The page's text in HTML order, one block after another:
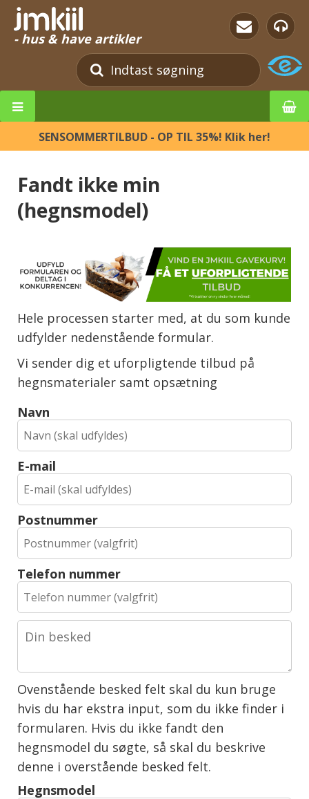
- hus & have artikler
SENSOMMERTILBUD - OP TIL 35%! Klik her!
Fandt ikke min
(hegnsmodel)
Hele processen starter med, at du som kunde
udfylder nedenstående formular.
Vi sender dig et uforpligtende tilbud på
hegnsmaterialer samt opsætning
Navn
E-mail
Postnummer
Telefon nummer
Ovenstående besked felt skal du kun bruge
hvis du har ekstra input, som du ikke finder i
formularen. Hvis du ikke fandt den
hegnsmodel du søgte, så skal du beskrive
denne i overstående besked felt.
Hegnsmodel